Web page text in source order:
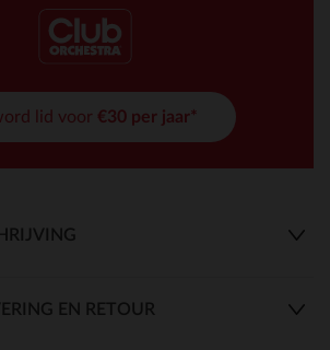
lid voor €30 per jaar*
EN RETOUR